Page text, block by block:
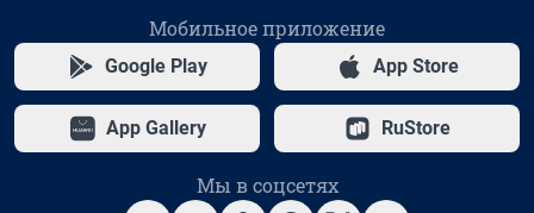
Мобильное приложение
Google Play App Store
App Gallery RuStore
Мы в соцсетях